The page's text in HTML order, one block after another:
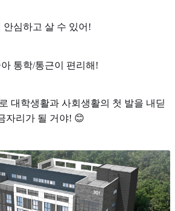
안심하고 살 수 있어!
통학/통근이 편리해!
대학생활과 사회생활의 첫 발을 내딛
자리가 될 거야! 😊